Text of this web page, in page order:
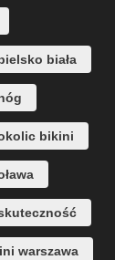
biała
bikini
warszawa